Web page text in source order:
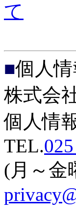
て
■個人
株式会
個人情
TEL.
(月～金